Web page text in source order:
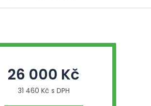
26 000 Kč
31 460 Kč s DPH